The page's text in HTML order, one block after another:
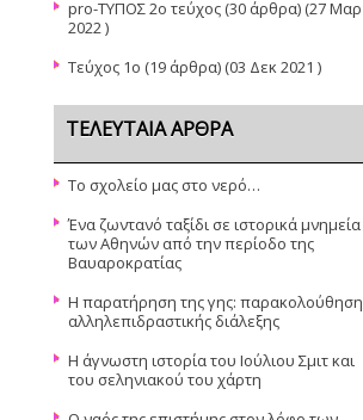
pro-ΤΥΠΟΣ 2ο τεύχος (30 άρθρα) (27 Μαρ
2022 )
Τεύχος 1ο (19 άρθρα) (03 Δεκ 2021 )
ΤΕΛΕΥΤΑΊΑ ΆΡΘΡΑ
Το σχολείο μας στο νερό…
Ένα ζωντανό ταξίδι σε ιστορικά μνημεία
των Αθηνών από την περίοδο της
Βαυαροκρατίας
Η παρατήρηση της γης: παρακολούθηση
αλληλεπιδραστικής διάλεξης
Η άγνωστη ιστορία του Ιούλιου Σμιτ και
του σεληνιακού του χάρτη